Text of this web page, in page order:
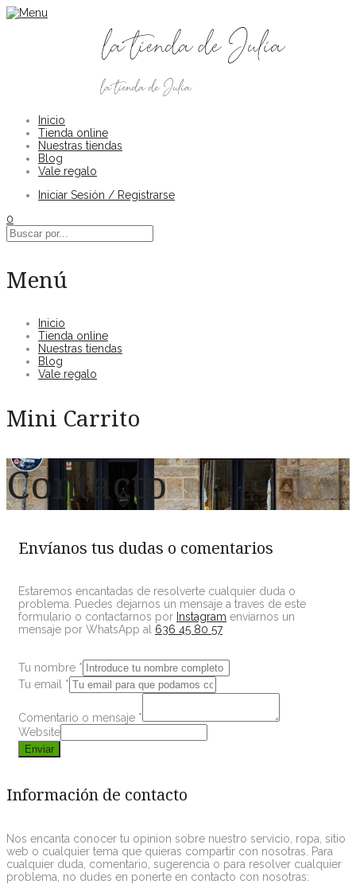
Inicio
Tienda online
Nuestras tiendas
Blog
Vale regalo
Iniciar Sesión / Registrarse
0
Menú
Inicio
Tienda online
Nuestras tiendas
Blog
Vale regalo
Mini Carrito
Contacto
Envíanos tus dudas o comentarios
Estaremos encantadas de resolverte cualquier duda o
problema. Puedes dejarnos un mensaje a traves de este
formulario o contactarnos por Instagram enviarnos un
mensaje por WhatsApp al 636 45 80 57
Tu nombre *
Tu email *
Comentario o mensaje *
Website
Enviar
Información de contacto
Nos encanta conocer tu opinion sobre nuestro servicio, ropa, sitio
web o cualquier tema que quieras compartir con nosotras. Para
cualquier duda, comentario, sugerencia o para resolver cualquier
problema, no dudes en ponerte en contacto con nosotras: